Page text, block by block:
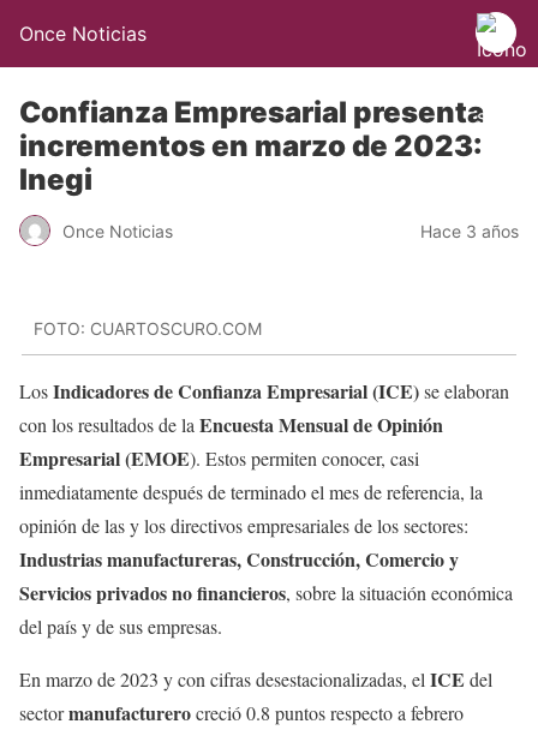
Once Noticias
Confianza Empresarial presenta
incrementos en marzo de 2023:
Inegi
Once Noticias Hace 3 años
FOTO: CUARTOSCURO.COM
LosIndicadores de Confianza Empresarial (ICE)se elaboran
con los resultados de la Encuesta Mensual de Opinión
Empresarial (EMOE). Estos permiten conocer, casi
inmediatamente después de terminado el mes de referencia, la
opinión de las y los directivos empresariales de los sectores:
Industrias manufactureras, Construcción, Comercio y
Servicios privados no financieros, sobre la situación económica
del país y de sus empresas.
En marzo de 2023 y con cifras desestacionalizadas, el ICE del
sectormanufacturerocreció 0.8 puntos respecto a febrero